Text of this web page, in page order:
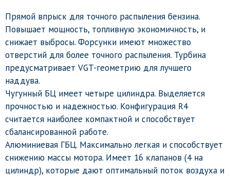
Прямой впрыск для точного распыления бензина.
Повышает мощность, топливную экономичность, и
снижает выбросы. Форсунки имеют множество
отверстий для более точного распыления. Турбина
предусматривает VGT-геометрию для лучшего
наддува.
Чугунный БЦ имеет четыре цилиндра. Выделяется
прочностью и надежностью. Конфигурация R4
считается наиболее компактной и способствует
сбалансированной работе.
Алюминиевая ГБЦ. Максимально легкая и способствует
снижению массы мотора. Имеет 16 клапанов (4 на
цилиндр), которые дают оптимальный поток воздуха и